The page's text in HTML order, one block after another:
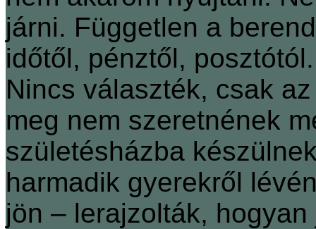
járni. Független a
időtől, pénztől,
Nincs választék, csak
meg nem szeretnének
születésházba
harmadik gyerekről
jön – lerajzolták,